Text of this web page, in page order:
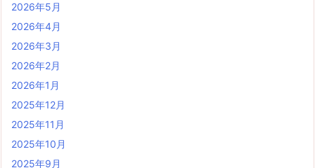
2026年5月
2026年4月
2026年3月
2026年2月
2026年1月
2025年12月
2025年11月
2025年10月
2025年9月